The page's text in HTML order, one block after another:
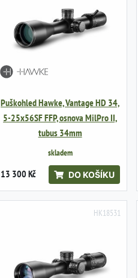
Puškohled Hawke, Vantage HD 34,
5-25x56SF FFP, osnova MilPro II,
tubus 34mm
skladem
13 300 Kč DO KOŠÍKU
HK18531